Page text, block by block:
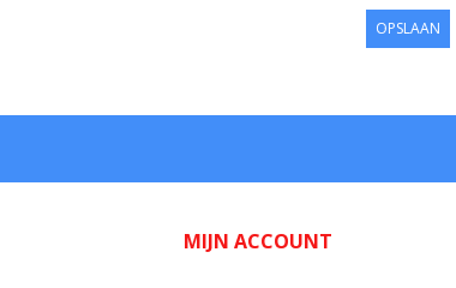
OPSLAAN
MIJN ACCOUNT